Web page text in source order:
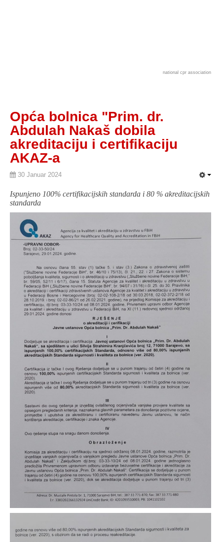
national cpr association
Opća bolnica "Prim. dr.
Abdulah Nakaš dobila
akreditaciju i certifikaciju
AKAZ-a
30 Januar 2024
Ispunjeno 100% certifikacijskih standarda i 80 % akreditacijskih
standarda